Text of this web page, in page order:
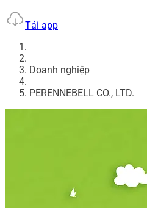
Tải app
Doanh nghiệp
PERENNEBELL CO., LTD.